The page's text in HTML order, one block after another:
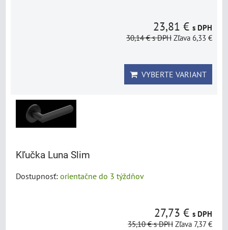
23,81 € s DPH
30,14 €s DPH Zľava 6,33 €
VYBERTE VARIANT
Kľučka Luna Slim
Dostupnosť: orientačne do 3 týždňov
27,73 € s DPH
35,10 €s DPH Zľava 7,37 €